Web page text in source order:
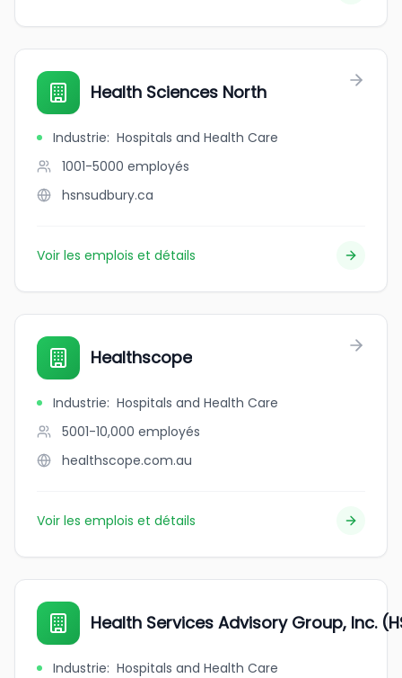
Health Sciences North
Industrie: Hospitals and Health Care
1001-5000 employés
hsnsudbury.ca
Voir les emplois et détails
Healthscope
Industrie: Hospitals and Health Care
5001-10,000 employés
healthscope.com.au
Voir les emplois et détails
Health Services Advisory Group, Inc.
Industrie: Hospitals and Health Care